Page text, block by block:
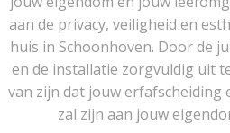
aan de privacy, veiligheid en
huis in Schoonhoven. Door de
en de installatie zorgvuldig uit
van zijn dat jouw erfafscheiding
zal zijn aan jouw